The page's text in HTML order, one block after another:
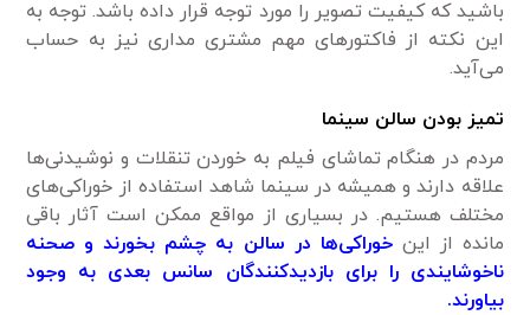
باشید که کیفیت تصویر را مورد توجه قرار داده باشد. توجه به
این نکته از فاکتورهای مهم مشتری مداری نیز به حساب
می‌آید.
تمیز بودن سالن سینما
مردم در هنگام تماشای فیلم به خوردن تنقلات و نوشیدنی‌ها
علاقه دارند و همیشه در سینما شاهد استفاده از خوراکی‌های
مختلف هستیم. در بسیاری از مواقع ممکن است آثار باقی
مانده از اینخوراکی‌ها در سالن به چشم بخورند و صحنه
ناخوشایندی را برای بازدیدکنندگان سانس بعدی به وجود
بیاورند.